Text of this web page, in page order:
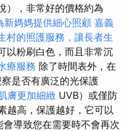
），非常好的價格約為
新媽媽提供細心照顧 嘉義
村的照護服務，讓長者生
以粉刷白色，而且非常沉
療服務 除了時間表外，在
是否有廣泛的光保護
膚更加細緻 UVB）或僅防
越高，保護越好，它可以
導致您在需要時不會再次